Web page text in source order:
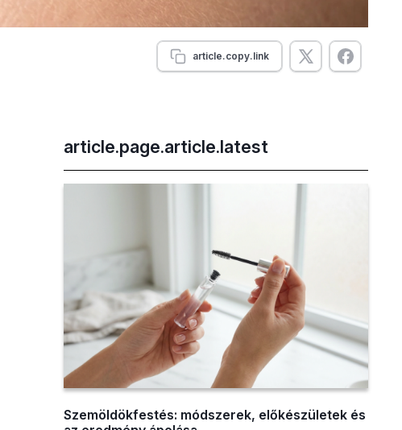
article.copy.link
article.page.article.latest
Szemöldökfestés: módszerek, előkészületek és